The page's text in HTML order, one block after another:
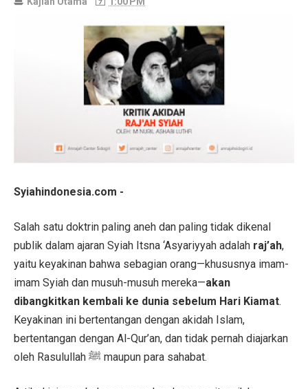
Syiahindonesia.com -
Salah satu doktrin paling aneh dan paling tidak dikenal
publik dalam ajaran Syiah Itsna ‘Asyariyyah adalah raj’ah,
yaitu keyakinan bahwa sebagian orang—khususnya imam-
imam Syiah dan musuh-musuh mereka—akan
dibangkitkan kembali ke dunia sebelum Hari Kiamat.
Keyakinan ini bertentangan dengan akidah Islam,
bertentangan dengan Al-Qur’an, dan tidak pernah diajarkan
oleh Rasulullah ﷺ maupun para sahabat.